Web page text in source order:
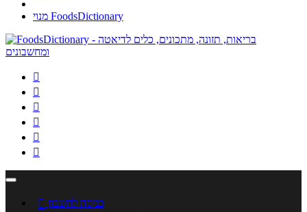
מנוי FoodsDictionary






 כניסה לחשבון